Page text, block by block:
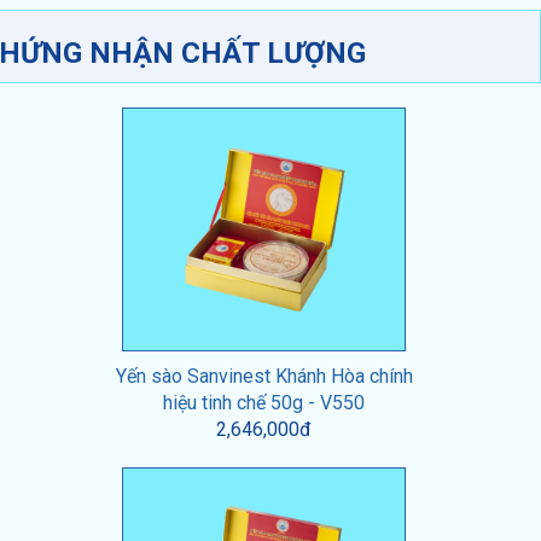
NHẬN CHẤT LƯỢNG
Yến sào Sanvinest Khánh Hòa chính
hiệu tinh chế 50g - V550
2,646,000đ